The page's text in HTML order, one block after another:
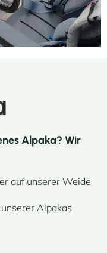
Alpaka? Wir
auf unserer Weide
Alpakas